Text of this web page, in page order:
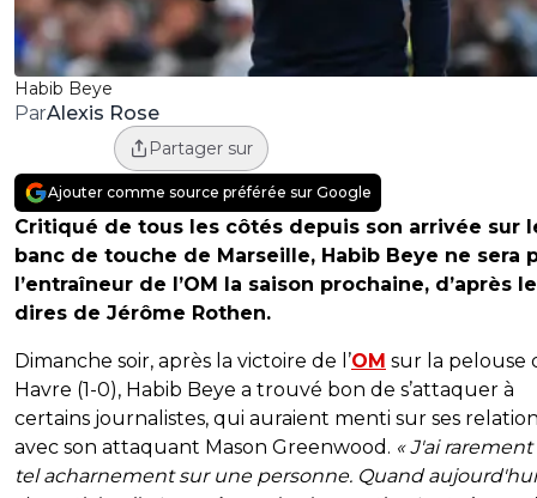
Habib Beye
ParAlexis Rose
Partager sur
Ajouter comme source préférée sur Google
Critiqué de tous les côtés depuis son arrivée sur
banc de touche de Marseille, Habib Beye ne sera
l’entraîneur de l’OM la saison prochaine, d’après
dires de Jérôme Rothen.
Dimanche soir, après la victoire de l’OM sur la pelouse
Havre (1-0), Habib Beye a trouvé bon de s’attaquer à
certains journalistes, qui auraient menti sur ses
avec son attaquant Mason Greenwood. « J'ai
tel acharnement sur une personne. Quand